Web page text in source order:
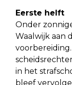
Eerste helft
Onder
Waalwijk aan
in het
bleef